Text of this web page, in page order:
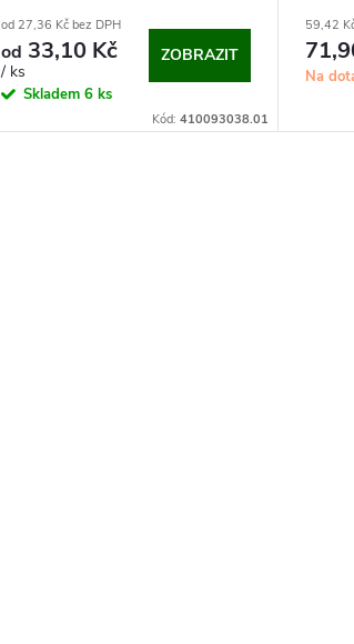
od 27,36 Kč bez DPH
od 33,10 Kč
/ ks
Skladem 6 ks
ZOBRAZIT
Kód:410093038.01
59,42
Na